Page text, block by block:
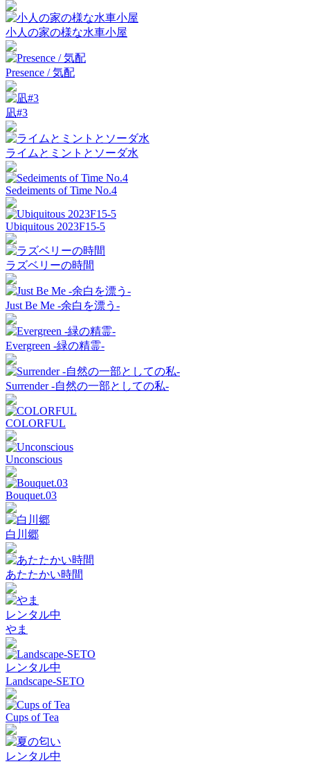
小人の家の様な水車小屋
Presence / 気配
凪#3
ライムとミントとソーダ水
Sedeiments of Time No.4
Ubiquitous 2023F15-5
ラズベリーの時間
Just Be Me -余白を漂う-
Evergreen -緑の精霊-
Surrender -自然の一部としての私-
COLORFUL
Unconscious
Bouquet.03
白川郷
あたたかい時間
レンタル中
やま
レンタル中
Landscape-SETO
Cups of Tea
レンタル中